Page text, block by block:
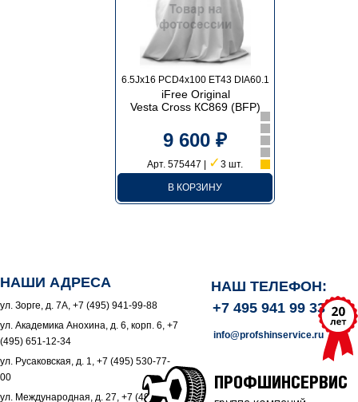
6.5Jx16 PCD4x100 ET43 DIA60.1
iFree Original
Vesta Cross КС869 (BFP)
9 600 ₽
Арт. 575447 | ✓3 шт.
В КОРЗИНУ
НАШИ АДРЕСА
ул. Зорге, д. 7А, +7 (495) 941-99-88
ул. Академика Анохина, д. 6, корп. 6, +7
(495) 651-12-34
ул. Русаковская, д. 1, +7 (495) 530-77-
00
ул. Международная, д. 27, +7 (495)
НАШ ТЕЛЕФОН:
+7 495 941 99 33
info@profshinservice.ru
ПРОФШИНСЕРВИС